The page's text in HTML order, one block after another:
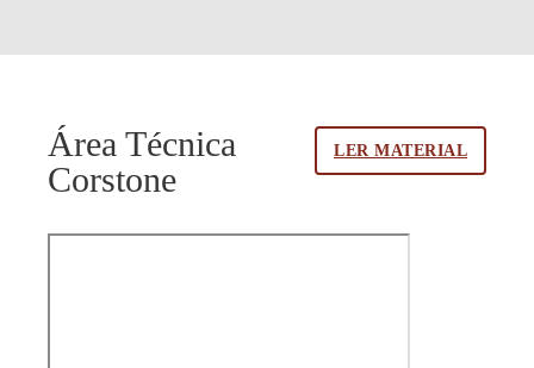
Área Técnica
Corstone
LER MATERIAL